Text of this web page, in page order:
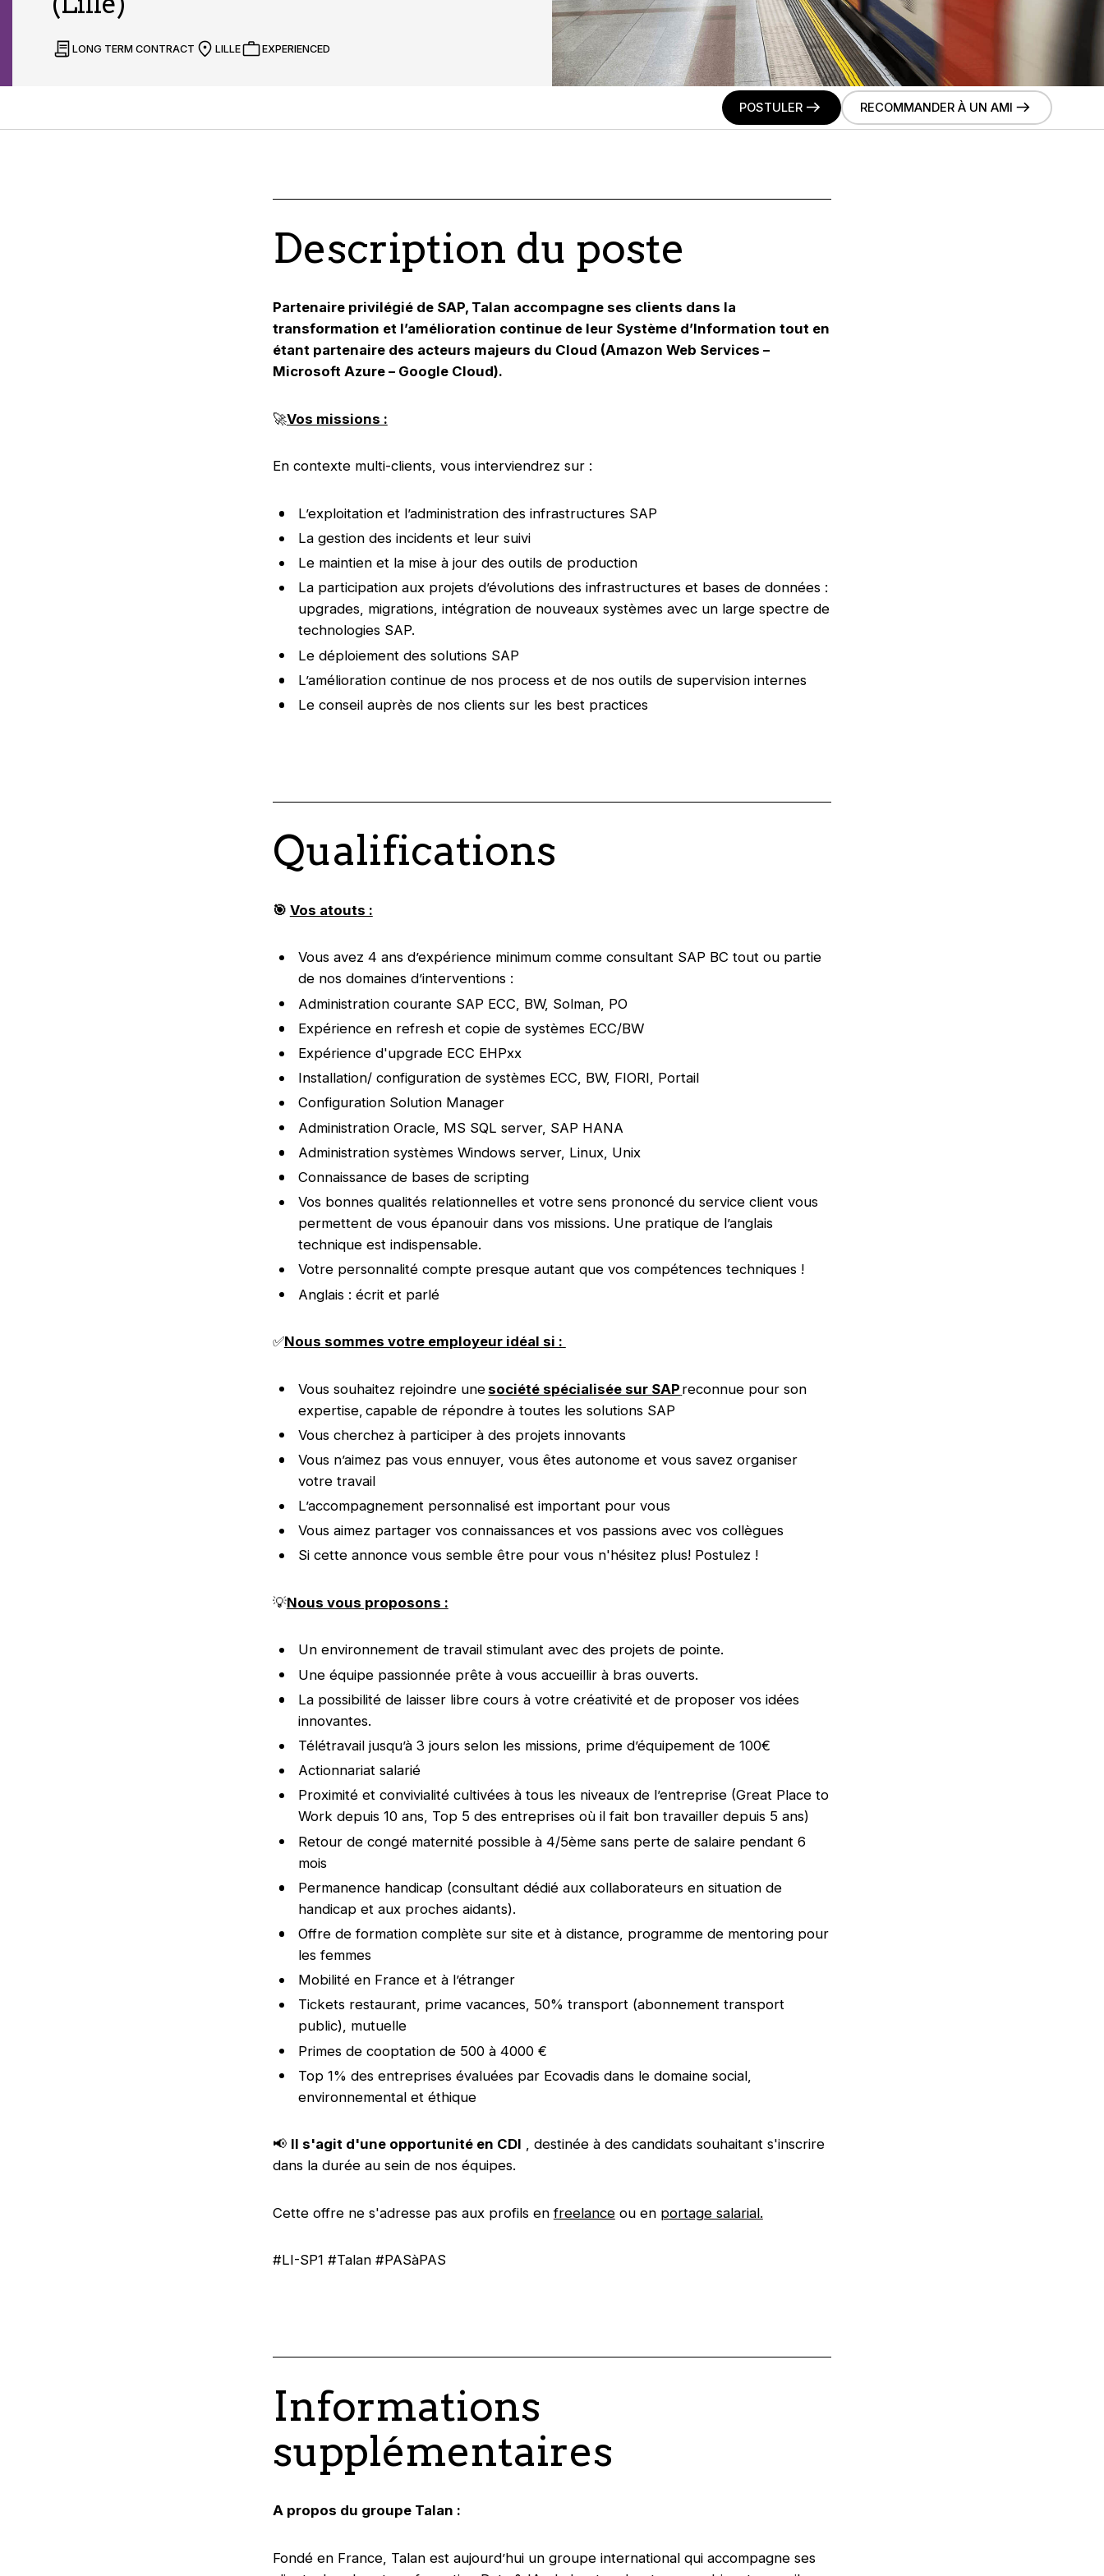
LONG TERM CONTRACT LILLE EXPERIENCED
POSTULER RECOMMANDER À UN AMI
Description du poste
Partenaire privilégié de SAP, Talan accompagne ses clients dans la
transformation et l’amélioration continue de leur Système d’Information tout en
étant partenaire des acteurs majeurs du Cloud (Amazon Web Services –
Microsoft Azure – Google Cloud).
🚀Vos missions :
En contexte multi-clients, vous interviendrez sur :
L’exploitation et l’administration des infrastructures SAP
La gestion des incidents et leur suivi
Le maintien et la mise à jour des outils de production
La participation aux projets d’évolutions des infrastructures et bases de données :
upgrades, migrations, intégration de nouveaux systèmes avec un large spectre de
technologies SAP.
Le déploiement des solutions SAP
L’amélioration continue de nos process et de nos outils de supervision internes
Le conseil auprès de nos clients sur les best practices
Qualifications
🎯 Vos atouts :
Vous avez 4 ans d’expérience minimum comme consultant SAP BC tout ou partie
de nos domaines d’interventions :
Administration courante SAP ECC, BW, Solman, PO
Expérience en refresh et copie de systèmes ECC/BW
Expérience d'upgrade ECC EHPxx
Installation/ configuration de systèmes ECC, BW, FIORI, Portail
Configuration Solution Manager
Administration Oracle, MS SQL server, SAP HANA
Administration systèmes Windows server, Linux, Unix
Connaissance de bases de scripting
Vos bonnes qualités relationnelles et votre sens prononcé du service client vous
permettent de vous épanouir dans vos missions. Une pratique de l’anglais
technique est indispensable.
Votre personnalité compte presque autant que vos compétences techniques !
Anglais : écrit et parlé
✅Nous sommes votre employeur idéal si :
Vous souhaitez rejoindre unesociété spécialisée sur SAP reconnue pour son
expertise, capable de répondre à toutes les solutions SAP
Vous cherchez à participer à des projets innovants
Vous n’aimez pas vous ennuyer, vous êtes autonome et vous savez organiser
votre travail
L’accompagnement personnalisé est important pour vous
Vous aimez partager vos connaissances et vos passions avec vos collègues
Si cette annonce vous semble être pour vous n'hésitez plus! Postulez !
💡Nous vous proposons :
Un environnement de travail stimulant avec des projets de pointe.
Une équipe passionnée prête à vous accueillir à bras ouverts.
La possibilité de laisser libre cours à votre créativité et de proposer vos idées
innovantes.
Télétravail jusqu’à 3 jours selon les missions, prime d’équipement de 100€
Actionnariat salarié
Proximité et convivialité cultivées à tous les niveaux de l’entreprise (Great Place to
Work depuis 10 ans, Top 5 des entreprises où il fait bon travailler depuis 5 ans)
Retour de congé maternité possible à 4/5ème sans perte de salaire pendant 6
mois
Permanence handicap (consultant dédié aux collaborateurs en situation de
handicap et aux proches aidants).
Offre de formation complète sur site et à distance, programme de mentoring pour
les femmes
Mobilité en France et à l’étranger
Tickets restaurant, prime vacances, 50% transport (abonnement transport
public), mutuelle
Primes de cooptation de 500 à 4000 €
Top 1% des entreprises évaluées par Ecovadis dans le domaine social,
environnemental et éthique
📢 Il s'agit d'une opportunité en CDI , destinée à des candidats souhaitant s'inscrire
dans la durée au sein de nos équipes.
Cette offre ne s'adresse pas aux profils enfreelanceou en portage salarial.
#LI-SP1 #Talan #PASàPAS
Informations
supplémentaires
A propos du groupe Talan :
Fondé en France, Talan est aujourd’hui un groupe international qui accompagne ses